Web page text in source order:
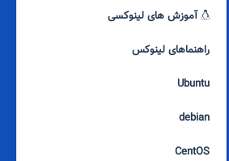
آموزش های لینوکسی
راهنماهای لینوکس
Ubuntu
debian
CentOS